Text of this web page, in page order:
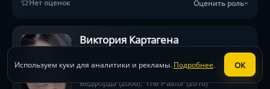
Нет оценок Оценить роль
Виктория Картагена
Актер. Популярные работы: Дневники
Бедфорда (2006), The Pastor (2016)
Используем куки для аналитики и рекламы. Подробнее. ОК